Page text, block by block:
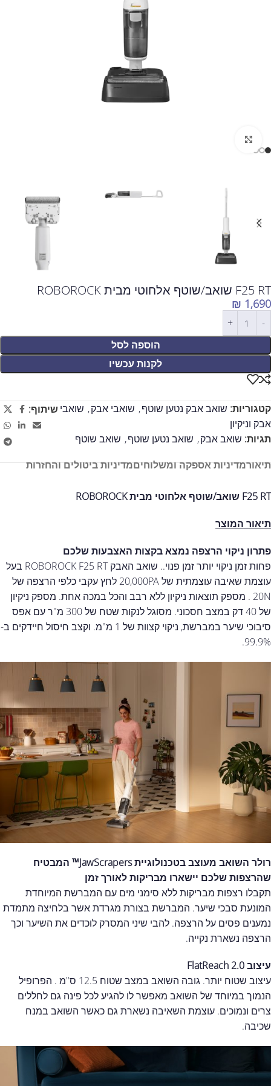
F25 RT שואב/שוטף אלחוטי מבית ROBOROCK
₪ 1,690
הוספה לסל
לקנות עכשיו
קטגוריות: שואב אבק נטען שוטף, שואבי אבק, שואבי
אבק וניקיון
תגיות: שואב אבק, שואב נטען שוטף, שואב שוטף
שיתוף:
תיאורמדיניות אספקה ומשלוחיםמדיניות ביטולים והחזרות
F25 RT שואב/שוטף אלחוטי מבית ROBOROCK
תיאור המוצר
פתרון ניקוי הרצפה נמצא בקצות האצבעות שלכם
פחות זמן ניקוי יותר זמן פנוי.. שואב האבק ROBOROCK F25 RT בעל
עוצמת שאיבה עוצמתית של 20,000PA לחץ עקבי כלפי הרצפה של
20N . מספק תוצאות ניקיון ללא רבב והכל במכה אחת. מספק ניקיון
של 40 דק במצב חסכוני. מסוגל לנקות שטח של 300 מ"ר עם אפס
סיבוכי שיער במברשת, ניקוי קצוות של 1 מ"מ. וקצב חיסול חיידקים ב-
99.9%.
רולר השואב מעוצב בטכנולוגיית JawScrapers™ המבטיח
שהרצפות שלכם יישארו מבריקות לאורך זמן
תקבלו רצפות מבריקות ללא סימני מים עם המברשת המיוחדת
המונעת סבכי שיער. המברשת בצורת מגרדת אשר בלחיצה מתמדת
נמענים פסים על הרצפה. להבי שיני המסרק לוכדים את השיער וכך
הרצפה נשארת נקייה.
עיצוב FlatReach 2.0
עיצוב שטוח יותר. גובה השואב במצב שטוח 12.5 ס"מ . הפרופיל
הנמוך במיוחד של השואב מאפשר לו להגיע לכל פינה גם לחללים
צרים ונמוכים. עוצמת השאיבה נשארת גם כאשר השואב במנח
שכיבה.